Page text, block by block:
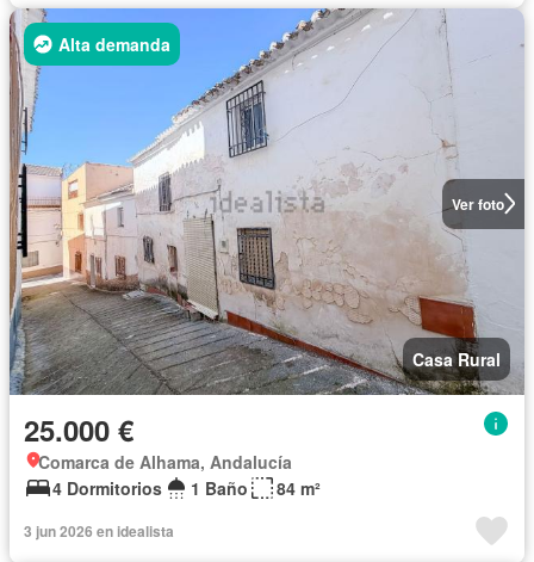
Ver foto
Alta demanda
Casa Rural
25.000 €
Comarca de Alhama, Andalucía
4 Dormitorios
1 Baño 84 m²
3 jun 2026 en idealista